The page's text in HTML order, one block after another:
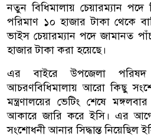
নতুন বিধিমালায় চেয়ারম্যান পদে
পরিমাণ ১০ হাজার টাকা থেকে
ভাইস চেয়ারম্যান পদে জামানত
হাজার টাকা করা হয়েছে।
এর বাইরে উপজেলা পরিষদ
আচরণবিধিমালায় আরো কিছু
মন্ত্রণালয়ের ভেটিং শেষে
আকারে জারি করে ইসি। এর
সংশোধনী আনার সিদ্ধান্ত নিয়েছিল